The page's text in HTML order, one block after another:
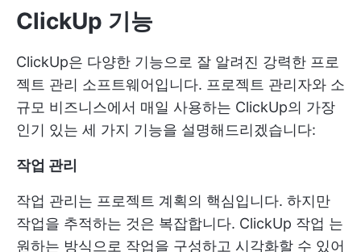
ClickUp 기능
ClickUp은 다양한 기능으로 잘 알려진 강력한 프로
젝트 관리 소프트웨어입니다. 프로젝트 관리자와 소
규모 비즈니스에서 매일 사용하는 ClickUp의 가장
인기 있는 세 가지 기능을 설명해드리겠습니다:
작업 관리
작업 관리는 프로젝트 계획의 핵심입니다. 하지만
작업을 추적하는 것은 복잡합니다. ClickUp 작업 는
원하는 방식으로 작업을 구성하고 시각화할 수 있어